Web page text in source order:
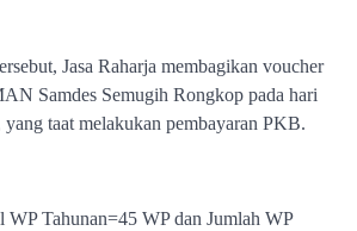
Jasa Raharja membagikan voucher
Samdes Semugih Rongkop pada hari
yang taat melakukan pembayaran PKB.
WP Tahunan=45 WP dan Jumlah WP